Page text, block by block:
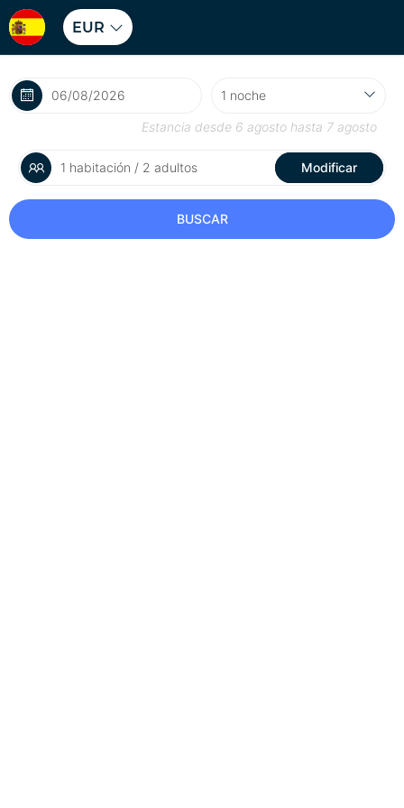
EUR
Estancia desde 6 agosto hasta 7 agosto
1 habitación / 2 adultos Modificar